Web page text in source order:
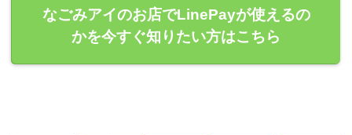
なごみアイのお店でLinePayが使えるの
かを今すぐ知りたい方はこちら